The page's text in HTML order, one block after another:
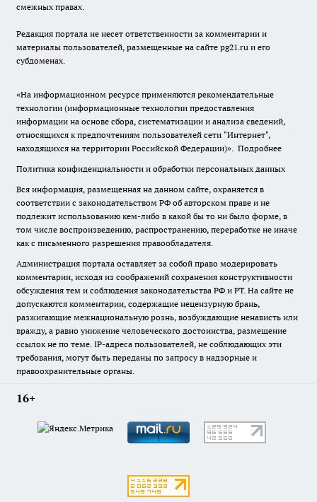
смежных правах.
Редакция портала не несет ответственности за комментарии и
материалы пользователей, размещенные на сайте pg21.ru и его
субдоменах.
«На информационном ресурсе применяются рекомендательные
технологии (информационные технологии предоставления
информации на основе сбора, систематизации и анализа сведений,
относящихся к предпочтениям пользователей сети "Интернет",
находящихся на территории Российской Федерации)». Подробнее
Политика конфиденциальности и обработки персональных данных
Вся информация, размещенная на данном сайте, охраняется в
соответствии с законодательством РФ об авторском праве и не
подлежит использованию кем-либо в какой бы то ни было форме, в
том числе воспроизведению, распространению, переработке не иначе
как с письменного разрешения правообладателя.
Администрация портала оставляет за собой право модерировать
комментарии, исходя из соображений сохранения конструктивности
обсуждения тем и соблюдения законодательства РФ и РТ. На сайте не
допускаются комментарии, содержащие нецензурную брань,
разжигающие межнациональную рознь, возбуждающие ненависть или
вражду, а равно унижение человеческого достоинства, размещение
ссылок не по теме. IP-адреса пользователей, не соблюдающих эти
требования, могут быть переданы по запросу в надзорные и
правоохранительные органы.
16+